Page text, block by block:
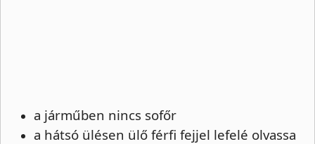
a járműben nincs sofőr
a hátsó ülésen ülő férfi fejjel lefelé olvassa